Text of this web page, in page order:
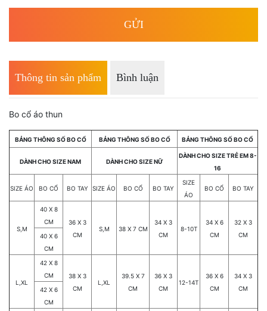
Thông tin sản phẩm Bình luận
Bo cổ áo thun
BẢNG THÔNG SỐ BO CỔ BẢNG THÔNG SỐ BO CỔ BẢNG THÔNG SỐ BO CỔ
DÀNH CHO SIZE NAM DÀNH CHO SIZE NỮ
DÀNH CHO SIZE TRẺ EM 8-
16
SIZE ÁO BO CỔ BO TAY SIZE ÁO BO CỔ BO TAY
SIZE
ÁO
BO CỔ BO TAY
S,M
40 X 8
CM
36 X 3
CM
S,M 38 X 7 CM
34 X 3
CM
8-10T
34 X 6
CM
32 X 3
CM
40 X 6
CM
L,XL
42 X 8
CM
38 X 3
CM
L,XL
39.5 X 7
CM
36 X 3
CM
12-14T
36 X 6
CM
34 X 3
CM
42 X 6
CM